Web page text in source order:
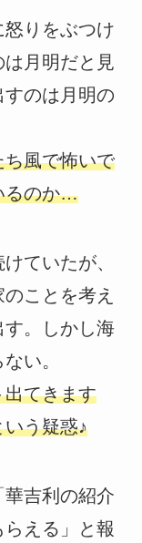
怒りをぶつけ
月明だと見
のは月明の
風で怖いで
るのか…
ていたが、
ことを考え
。しかし海
い。
出てきます
う疑惑♪
華吉利の紹介
える」と報